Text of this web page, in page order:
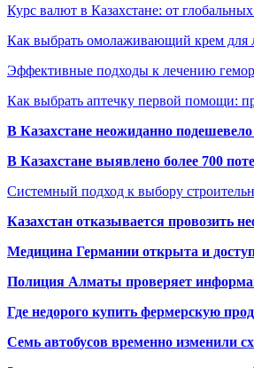
Курс валют в Казахстане: от
Как выбрать омолаживающий крем для
Эффективные подходы к лечению
Как выбрать аптечку первой помощи:
В Казахстане неожиданно
В Казахстане выявлено более 700
Системный подход к выбору
Казахстан отказывается провозить
Медицина Германии открыта и
Полиция Алматы проверяет
Где недорого купить фермерскую
Семь автобусов временно изменили